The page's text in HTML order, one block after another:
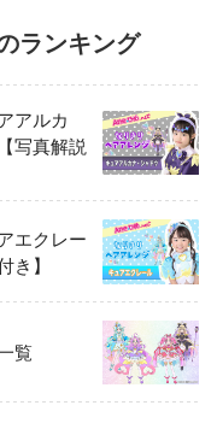
ランキング
アルカ
写真解説
エクレー
き】
覧